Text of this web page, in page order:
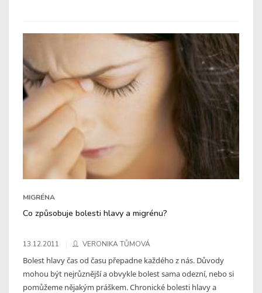
MIGRÉNA
Co způsobuje bolesti hlavy a migrénu?
13.12.2011 VERONIKA TŮMOVÁ
Bolest hlavy čas od času přepadne každého z nás. Důvody
mohou být nejrůznější a obvykle bolest sama odezní, nebo si
pomůžeme nějakým práškem. Chronické bolesti hlavy a